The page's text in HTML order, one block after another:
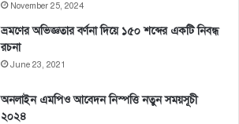
November 25, 2024
ভ্রমণের অভিজ্ঞতার বর্ণনা দিয়ে ১৫০ শব্দের একটি নিবন্ধ
রচনা
June 23, 2021
অনলাইন এমপিও আবেদন নিস্পত্তি নতুন সময়সূচী
২০২৪